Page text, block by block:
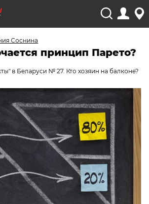
Соснина
принцип Парето?
в Беларуси № 27. Кто хозяин на балконе?